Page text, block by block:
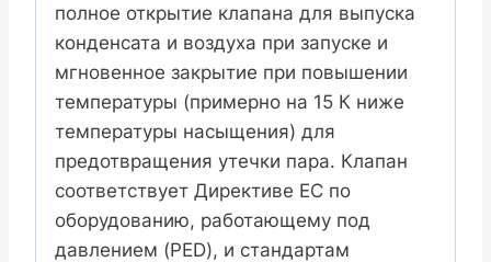
полное открытие клапана для выпуска
конденсата и воздуха при запуске и
мгновенное закрытие при повышении
температуры (примерно на 15 К ниже
температуры насыщения) для
предотвращения утечки пара. Клапан
соответствует Директиве ЕС по
оборудованию, работающему под
давлением (PED), и стандартам